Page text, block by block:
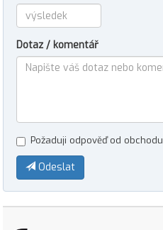
Dotaz / komentář
Požaduji odpověď od obchodu
Odeslat